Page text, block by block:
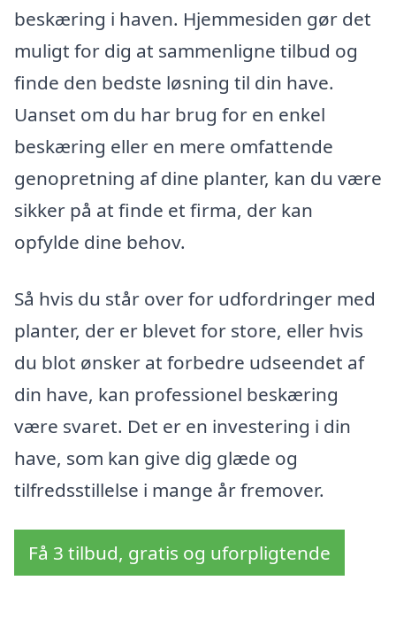
beskæring i haven. Hjemmesiden gør det
muligt for dig at sammenligne tilbud og
finde den bedste løsning til din have.
Uanset om du har brug for en enkel
beskæring eller en mere omfattende
genopretning af dine planter, kan du være
sikker på at finde et firma, der kan
opfylde dine behov.
Så hvis du står over for udfordringer med
planter, der er blevet for store, eller hvis
du blot ønsker at forbedre udseendet af
din have, kan professionel beskæring
være svaret. Det er en investering i din
have, som kan give dig glæde og
tilfredsstillelse i mange år fremover.
Få 3 tilbud, gratis og uforpligtende